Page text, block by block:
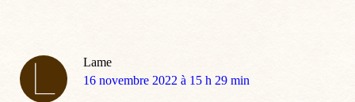
Lame
dit
16 novembre 2022 à 15 h 29 min